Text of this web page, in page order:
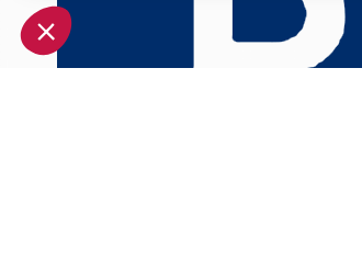
Plateforme de Gestion du Consentement :
Notre plateforme vous permet d'adapter